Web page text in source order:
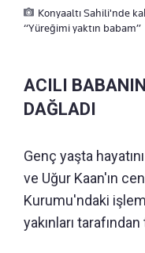
Konyaaltı Sahili'nde
“Yüreğimi yaktın babam”
ACILI
DAĞLADI
Genç yaşta
ve Uğur Kaan'ın
Kurumu'ndaki
yakınları tarafından